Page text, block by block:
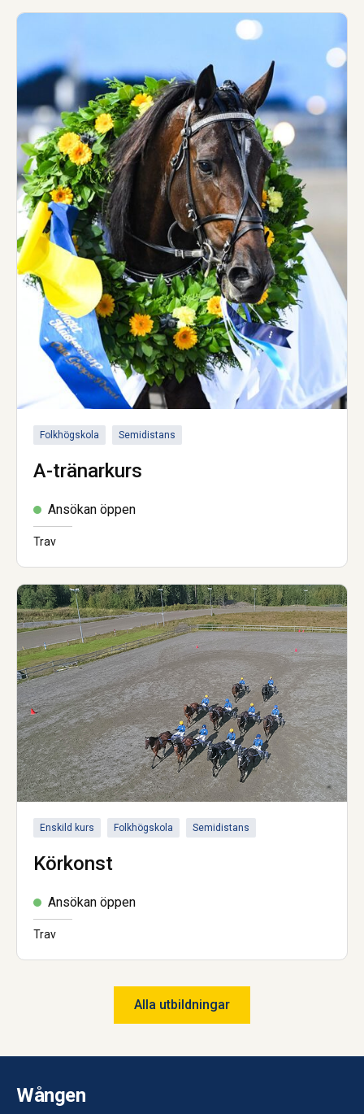
Folkhögskola Semidistans
A-tränarkurs
Ansökan öppen
Trav
Enskild kurs Folkhögskola Semidistans
Körkonst
Ansökan öppen
Trav
Alla utbildningar
Wången